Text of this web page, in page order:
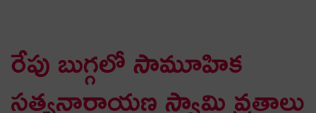
రేపు బుగ్గలో సామూహిక
స‌త్య‌నారాయ‌ణ స్వామి వ్ర‌తాలు